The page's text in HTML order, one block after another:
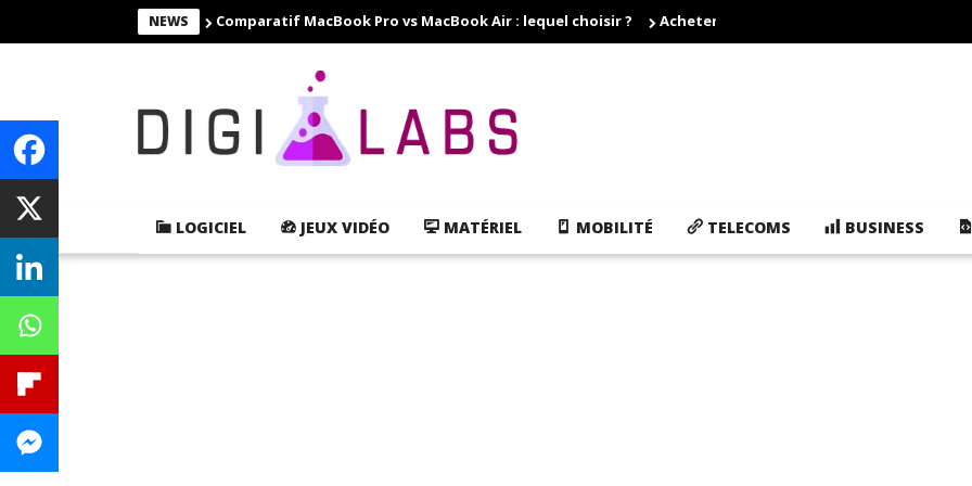
NEWS Comparatif MacBook Pro vs MacBook Air : lequel choisir ? Acheter des cartouches d'encre pas cher,
LOGICIEL JEUX VIDÉO MATÉRIEL MOBILITÉ TELECOMS BUSINESS